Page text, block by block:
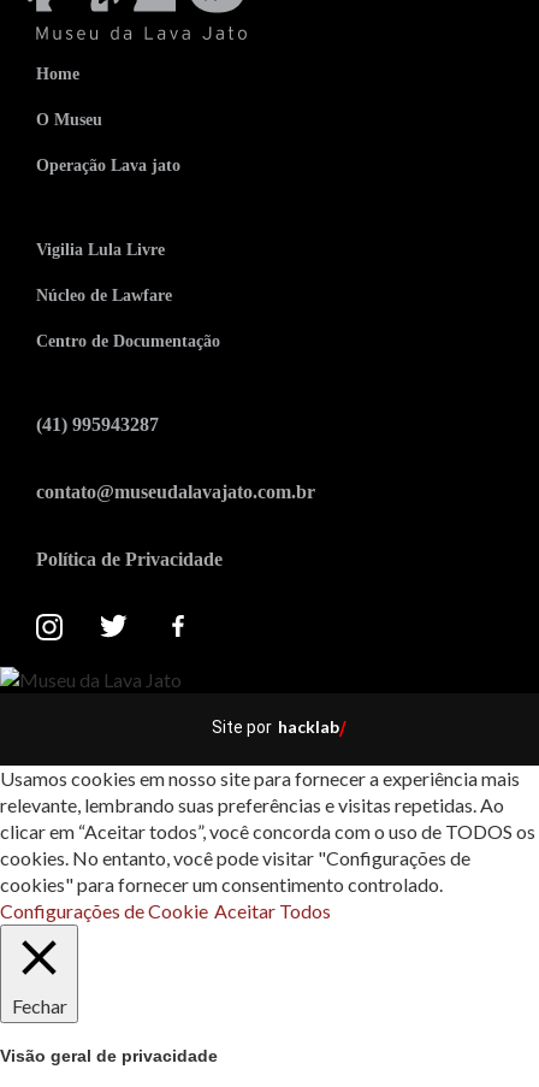
Home
O Museu
Operação Lava jato
Vigilia Lula Livre
Núcleo de Lawfare
Centro de Documentação
(41) 995943287
contato@museudalavajato.com.br
Política de Privacidade
Site por hacklab/
Usamos cookies em nosso site para fornecer a experiência mais
relevante, lembrando suas preferências e visitas repetidas. Ao
clicar em “Aceitar todos”, você concorda com o uso de TODOS os
cookies. No entanto, você pode visitar "Configurações de
cookies" para fornecer um consentimento controlado.
Configurações de Cookie Aceitar Todos
Fechar
Visão geral de privacidade